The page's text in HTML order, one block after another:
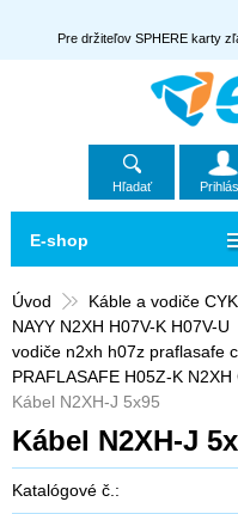
Pre držiteľov SPHERE karty
Hľadať
Úvod
Káble a vodiče
NAYY N2XH H07V-K H07V-U
vodiče n2xh h07z praflasafe
PRAFLASAFE H05Z-K N2XH
Kábel N2XH-J 5x95
Kábel N2XH-J
Katalógové č.:
E-shop